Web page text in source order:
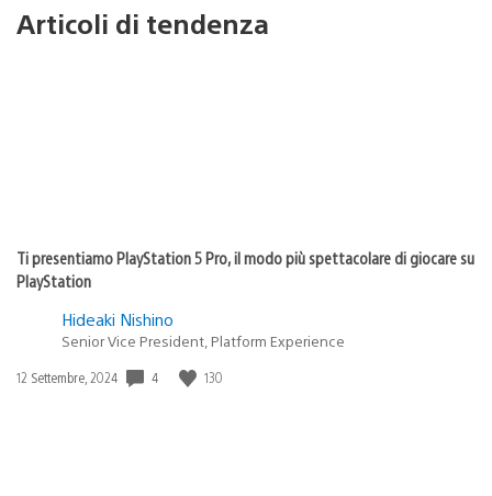
Articoli di tendenza
Ti presentiamo PlayStation 5 Pro, il modo più spettacolare di giocare su
PlayStation
Hideaki Nishino
Senior Vice President, Platform Experience
Data
12 Settembre, 2024 4 130